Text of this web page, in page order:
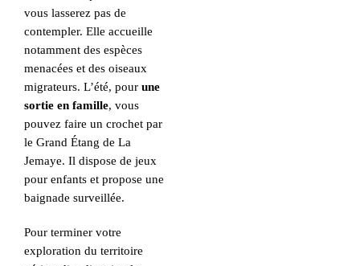
vous lasserez pas de
contempler. Elle accueille
notamment des espèces
menacées et des oiseaux
migrateurs. L’été, pour une
sortie en famille, vous
pouvez faire un crochet par
le Grand Étang de La
Jemaye. Il dispose de jeux
pour enfants et propose une
baignade surveillée.
Pour terminer votre
exploration du territoire